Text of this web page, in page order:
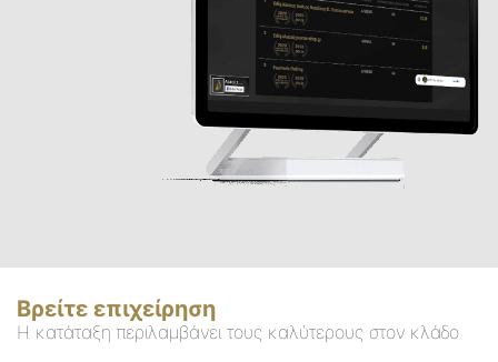
Βρείτε επιχείρηση
Η κατάταξη περιλαμβάνει τους καλύτερους στον κλάδο